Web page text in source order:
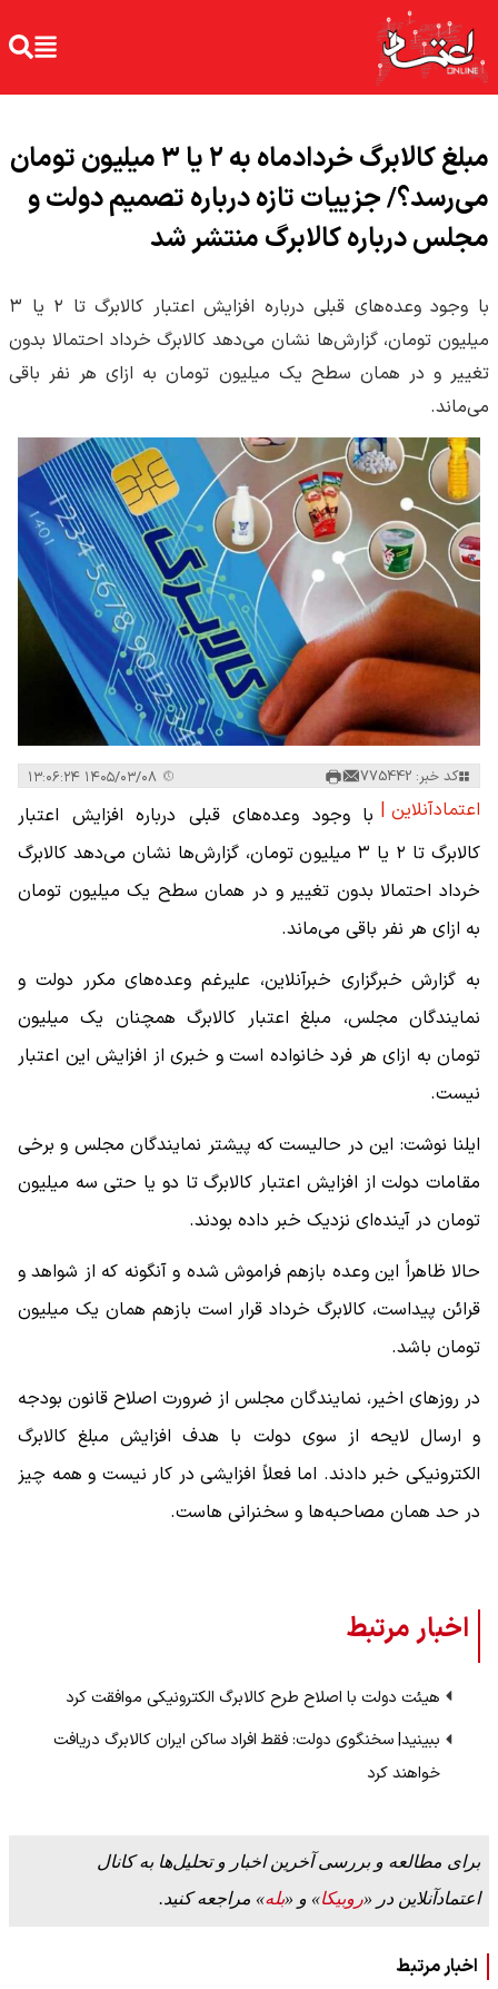
مبلغ کالابرگ خردادماه به ۲ یا ۳ میلیون تومان
می‌رسد؟/ جزییات تازه درباره تصمیم دولت و
مجلس درباره کالابرگ منتشر شد
با وجود وعده‌های قبلی درباره افزایش اعتبار کالابرگ تا ۲ یا ۳
میلیون تومان، گزارش‌ها نشان می‌دهد کالابرگ خرداد احتمالا بدون
تغییر و در همان سطح یک میلیون تومان به ازای هر نفر باقی
می‌ماند.
کد خبر: 775442
اعتمادآنلاین | با وجود وعده‌های قبلی درباره افزایش اعتبار
کالابرگ تا ۲ یا ۳ میلیون تومان، گزارش‌ها نشان می‌دهد کالابرگ
خرداد احتمالا بدون تغییر و در همان سطح یک میلیون تومان
به ازای هر نفر باقی می‌ماند.
به گزارش خبرگزاری خبرآنلاین، علیرغم وعده‌های مکرر دولت و
نمایندگان مجلس، مبلغ اعتبار کالابرگ همچنان یک میلیون
تومان به ازای هر فرد خانواده است و خبری از افزایش این اعتبار
نیست.
ایلنا نوشت: این در حالیست که پیشتر نمایندگان مجلس و برخی
مقامات دولت از افزایش اعتبار کالابرگ تا دو یا حتی سه میلیون
تومان در آینده‌ای نزدیک خبر داده بودند.
حالا ظاهراً این وعده بازهم فراموش شده و آنگونه که از شواهد و
قرائن پیداست، کالابرگ خرداد قرار است بازهم همان یک میلیون
تومان باشد.
در روزهای اخیر، نمایندگان مجلس از ضرورت اصلاح قانون بودجه
و ارسال لایحه از سوی دولت با هدف افزایش مبلغ کالابرگ
الکترونیکی خبر دادند. اما فعلاً افزایشی در کار نیست و همه چیز
در حد همان مصاحبه‌ها و سخنرانی هاست.
اخبار مرتبط
هیئت دولت با اصلاح طرح کالابرگ الکترونیکی موافقت کرد
ببینید| سخنگوی دولت: فقط افراد ساکن ایران کالابرگ دریافت
خواهند کرد
برای مطالعه و بررسی آخرین اخبار و تحلیل‌ها به کانال
اعتمادآنلاین در «روبیکا» و «بله» مراجعه کنید.
اخبار مرتبط